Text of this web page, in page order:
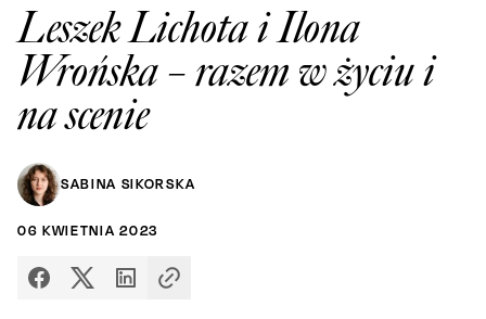
Leszek Lichota i Ilona
Wrońska – razem w życiu i
na scenie
SABINA SIKORSKA
06 KWIETNIA 2023